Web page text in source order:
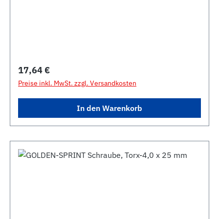
Regulärer Preis:
17,64 €
Preise inkl. MwSt. zzgl. Versandkosten
In den Warenkorb